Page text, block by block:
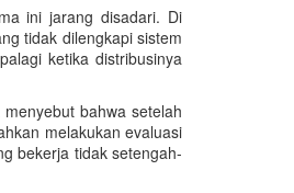
ini jarang disadari. Di
tidak dilengkapi sistem
ketika distribusinya
bahwa setelah
melakukan evaluasi
bekerja tidak setengah-